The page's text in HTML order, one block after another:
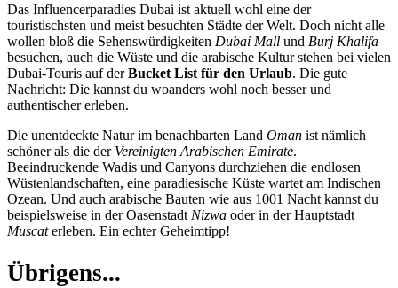
Das Influencerparadies Dubai ist aktuell wohl eine der
touristischsten und meist besuchten Städte der Welt. Doch nicht alle
wollen bloß die Sehenswürdigkeiten Dubai Mall und Burj Khalifa
besuchen, auch die Wüste und die arabische Kultur stehen bei vielen
Dubai-Touris auf derBucket List für den Urlaub. Die gute
Nachricht: Die kannst du woanders wohl noch besser und
authentischer erleben.
Die unentdeckte Natur im benachbarten Land Oman ist nämlich
schöner als die der Vereinigten Arabischen Emirate.
Beeindruckende Wadis und Canyons durchziehen die endlosen
Wüstenlandschaften, eine paradiesische Küste wartet am Indischen
Ozean. Und auch arabische Bauten wie aus 1001 Nacht kannst du
beispielsweise in der Oasenstadt Nizwa oder in der Hauptstadt
Muscaterleben. Ein echter Geheimtipp!
Übrigens...